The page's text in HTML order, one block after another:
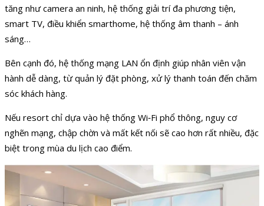
tăng như camera an ninh, hệ thống giải trí đa phương tiện,
smart TV, điều khiển smarthome, hệ thống âm thanh – ánh
sáng…
Bên cạnh đó, hệ thống mạng LAN ổn định giúp nhân viên vận
hành dễ dàng, từ quản lý đặt phòng, xử lý thanh toán đến chăm
sóc khách hàng.
Nếu resort chỉ dựa vào hệ thống Wi‑Fi phổ thông, nguy cơ
nghẽn mạng, chập chờn và mất kết nối sẽ cao hơn rất nhiều, đặc
biệt trong mùa du lịch cao điểm.